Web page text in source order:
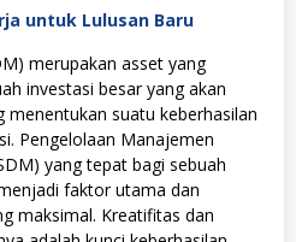
untuk Lulusan Baru
merupakan asset yang
investasi besar yang akan
suatu keberhasilan
Pengelolaan Manajemen
yang tepat bagi sebuah
faktor utama dan
maksimal. Kreatifitas dan